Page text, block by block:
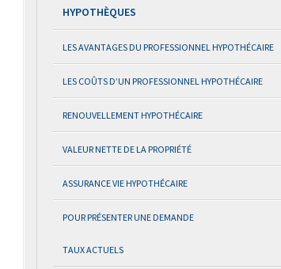
HYPOTHÈQUES
LES AVANTAGES DU PROFESSIONNEL HYPOTHÉCAIRE
LES COÛTS D’UN PROFESSIONNEL HYPOTHÉCAIRE
RENOUVELLEMENT HYPOTHÉCAIRE
VALEUR NETTE DE LA PROPRIÉTÉ
ASSURANCE VIE HYPOTHÉCAIRE
POUR PRÉSENTER UNE DEMANDE
TAUX ACTUELS